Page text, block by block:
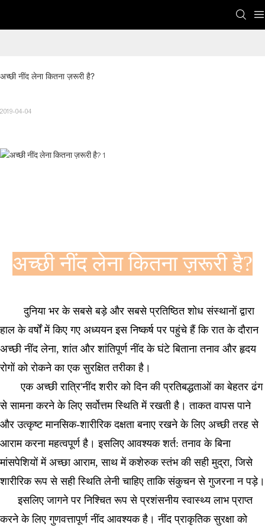
अच्छी नींद लेना कितना ज़रूरी है?
2019-04-04
अच्छी नींद लेना कितना ज़रूरी है?
दुनिया भर के सबसे बड़े और सबसे प्रतिष्ठित शोध संस्थानों द्वारा
हाल के वर्षों में किए गए अध्ययन इस निष्कर्ष पर पहुंचे हैं कि रात के दौरान
अच्छी नींद लेना, शांत और शांतिपूर्ण नींद के घंटे बिताना तनाव और हृदय
रोगों को रोकने का एक सुरक्षित तरीका है।
एक अच्छी रात्रि'नींद शरीर को दिन की प्रतिबद्धताओं का बेहतर ढंग
से सामना करने के लिए सर्वोत्तम स्थिति में रखती है। ताकत वापस पाने
और उत्कृष्ट मानसिक-शारीरिक दक्षता बनाए रखने के लिए अच्छी तरह से
आराम करना महत्वपूर्ण है। इसलिए आवश्यक शर्त: तनाव के बिना
मांसपेशियों में अच्छा आराम, साथ में कशेरुक स्तंभ की सही मुद्रा, जिसे
शारीरिक रूप से सही स्थिति लेनी चाहिए ताकि संकुचन से गुजरना न पड़े।
इसलिए जागने पर निश्चित रूप से प्रशंसनीय स्वास्थ्य लाभ प्राप्त
करने के लिए गुणवत्तापूर्ण नींद आवश्यक है। नींद प्राकृतिक सुरक्षा को